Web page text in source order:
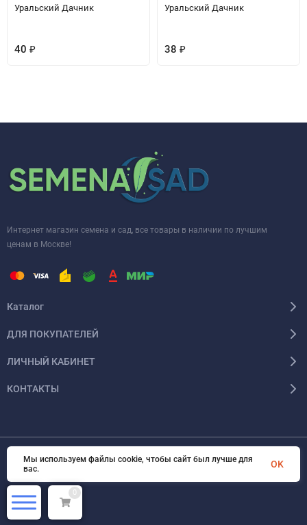
Уральский Дачник
40 ₽
Уральский Дачник
38 ₽
Интернет магазин семена и сад, все товары в наличии по лучшим
ценам в Москве!
Каталог
ДЛЯ ПОКУПАТЕЛЕЙ
ЛИЧНЫЙ КАБИНЕТ
КОНТАКТЫ
© 2026 InSale. Все права защищены
0
Мы используем файлы cookie, чтобы сайт был лучше для
вас.
OK